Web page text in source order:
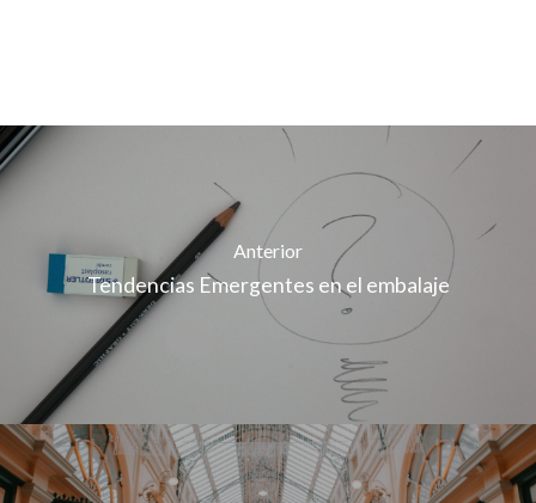
Anterior
Tendencias Emergentes en el embalaje